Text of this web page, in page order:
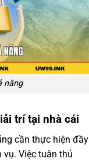
năng
trí tại nhà cái
cần thực hiện đầy
Việc tuân thủ